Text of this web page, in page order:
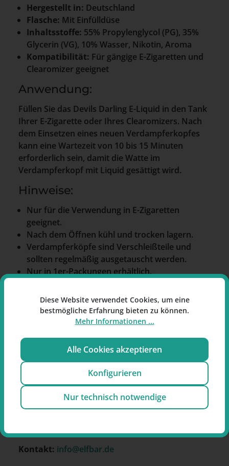
Hergestellt in: Deutschland
Flasche: Mit Einfülldüse
Inhaltsstoffe: 55% Propylenglycol (PG), 35%
Glycerin (VG), 10% Wasser, Nikotin, Aroma
Kompatibilität: Für gängige E-Zigaretten und
Clearomizer geeignet
Anwendung:
Füllen Sie das Devils Darling E-Liquid in den Tank
Ihrer E-Zigarette oder Ihres Clearomizers. Nach
dem Einsetzen eines neuen Verdampferkopfes
kann eine Wartezeit von 10 bis 15 Minuten
erforderlich sein, damit die Watte im
Verdampferkopf mit Liquid gesättigt wird.
Hinweise:
Nur für die Verwendung in E-Zigaretten
geeignet.
Nach dem Öffnen kühl und trocken lagern.
Verdampferköpfe sind Verschleißteile und
sollten regelmäßig ausgetauscht werden.
Nur in 1er-Packungen erhältlich.
Tabakgeschmack, 10 ml Inhalt, 3 mg/ml Nikotin.
Hersteller:Imiracle (Shenzeh) Technology Co.,
LTD., RM 1606, Bldg. T5, No. 5035 Menghai Ave,
Nanshan District, Qianhain Cooperation Zone,
Shenzhen, China
13, 53881 Euskirchen
Kontakt: info@elfbar.de
Diese Website verwendet Cookies, um eine
bestmögliche Erfahrung bieten zu können.
Mehr Informationen ...
Alle Cookies akzeptieren
Konfigurieren
Nur technisch notwendige